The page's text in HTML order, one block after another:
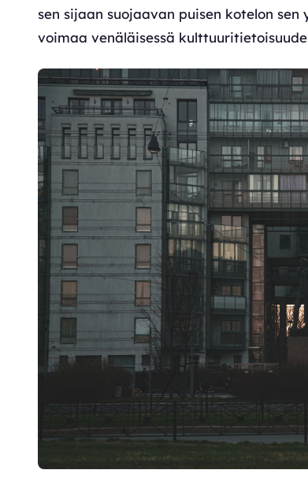
sen sijaan suojaavan puisen kotelon
voimaa venäläisessä